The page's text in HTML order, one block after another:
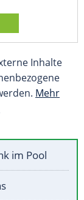
Inhalte
Mehr
im Pool